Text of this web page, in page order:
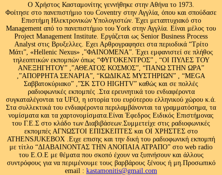
Ο Χρήστος Κασταμονίτης γεννήθηκε στην Αθήνα το 1973.
Φοίτησε στο πανεπιστήμιο του Coventry στην Αγγλία, όπου και σπούδασε
Επιστήμη Ηλεκτρονικών Υπολογιστών. Έχει μεταπτυχιακό στο
Management από το πανεπιστήμιο του Υork στην Αγγλία. Είναι μέλος του
Project Management Institute. Εργάζεται ως Senior Business Process
Analyst στις Βρυξελλες. Εχει Αρθρογραφησει στα περιοδικά “Τρίτο
Μάτι”, «Hellenic Nexus» ,”ΦΑΙΝΟΜΕΝΑ”. Έχει εμφανιστεί σε πλήθος
τηλεοπτικών εκπομπών όπως “ΦΥΓΟΚΕΝΤΡΟΣ” , “ΟΙ ΠΥΛΕΣ ΤΟΥ
ΑΝΕΞΗΓΗΤΟΥ” ,”ΑΘΕΑΤΟΣ ΚΟΣΜΟΣ”, “ΠΑΝΩ ΣΤΗΝ ΩΡΑ”
,”ΑΠΟΡΡΗΤΑ ΣΕΝΑΡΙΑ”, “ΚΩΔΙΚΑΣ ΜΥΣΤΗΡΙΩΝ” , “MEGA
Σαββατοκύριακο” ,”ΣΚ ΣΤΟ HIGHTV” καθώς και σε πολλές
ραδιοφωνικές εκπομπές .Στα ερευνητικά του ενδιαφέροντα
συγκαταλέγονται τα UFO, η ιστορία του ευρύτερου ελληνικού χώρου κ.ά.
Στα συλλεκτικά του ενδιαφέροντα περιλαμβάνονται τα γραμματόσημα, τα
νομίσματα και τα χαρτονομίσματα.Είναι Έφεδρος Ειδικός Επιστήμονας
του Γ.Ε.Σ στο κλάδο των Διαβιβάσεων.Συμμετείχε στις ραδιοφωνικές
εκπομπές ΑΓΝΩΣΤΟΙ ΕΠΙΣΚΕΠΤΕΣ και ΟΙ ΧΡΗΣΤΕΣ στο
ATHENSJUKEBOX .Ειχε επισης και την δική του ραδιοφωνική εκπομπή
με τίτλο “ΔΙΑΒΑΙΝΟΝΤΑΣ ΤΗΝ ΑΝΟΠΑΙΑ ΑΤΡΑΠΟ” στο web radio
του Ε.Ο.Ε με θέματα που σκοπό έχουν να ξυπνήσουν και άλλους
συντρόφους για να περιμένουμε τους βαρβάρους ξένους ή μη.Προσωπικό
email : kastamonitis@gmail.com